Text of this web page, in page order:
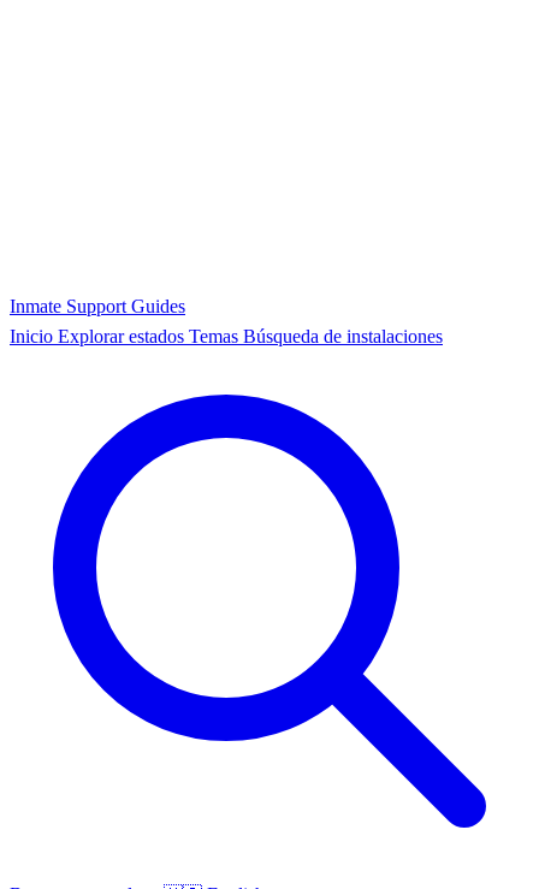
Inmate Support Guides
Inicio Explorar estados Temas Búsqueda de instalaciones